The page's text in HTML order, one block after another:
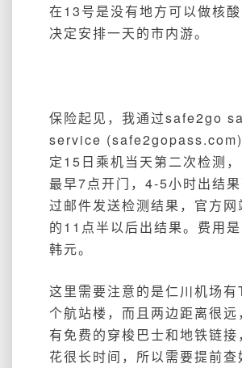
在13号是没有地方可以做核
决定安排一天的市内游。
保险起见，我通过safe2go
service (safe2gopass.com)
定15日乘机当天第二次检测
最早7点开门，4-5小时出结
过邮件发送检测结果，官方网
的11点半以后出结果。费用
韩元。
这里需要注意的是仁川机场
个航站楼，而且两边距离很远
有免费的穿梭巴士和地铁链接
花很长时间，所以需要提前查